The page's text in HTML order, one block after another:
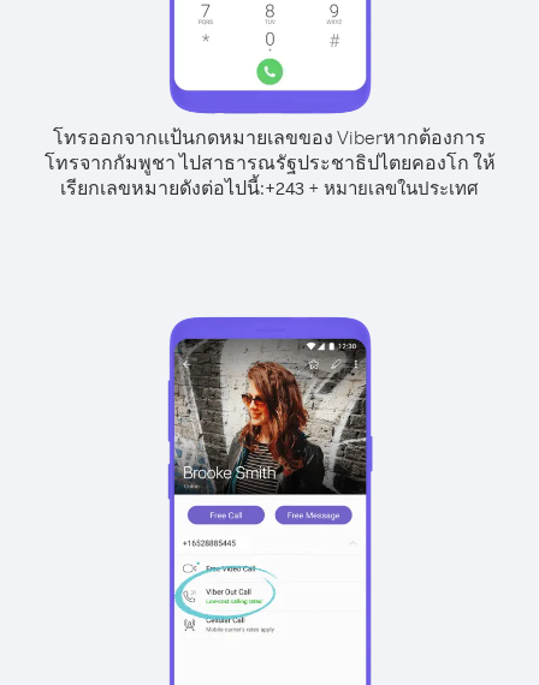
โทรออกจากแป้นกดหมายเลขของ Viberหากต้องการ
โทรจากกัมพูชา ไปสาธารณรัฐประชาธิปไตยคองโก ให้
เรียกเลขหมายดังต่อไปนี้:+243 + หมายเลขในประเทศ